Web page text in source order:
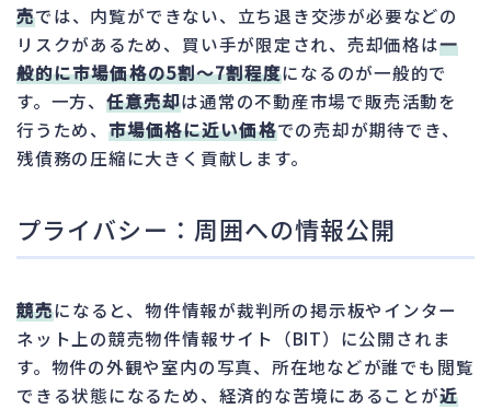
売では、内覧ができない、立ち退き交渉が必要などの
リスクがあるため、買い手が限定され、売却価格は一
般的に市場価格の5割～7割程度になるのが一般的で
す。一方、 任意売却は通常の不動産市場で販売活動を
行うため、 市場価格に近い価格での売却が期待でき、
残債務の圧縮に大きく貢献します。
プライバシー：周囲への情報公開
競売になると、物件情報が裁判所の掲示板やインター
ネット上の競売物件情報サイト（BIT）に公開されま
す。物件の外観や室内の写真、所在地などが誰でも閲覧
できる状態になるため、経済的な苦境にあることが近